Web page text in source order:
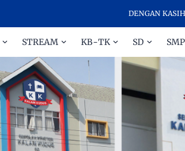
DENGAN KASIH DAN
STREAM KB-TK SD SMP